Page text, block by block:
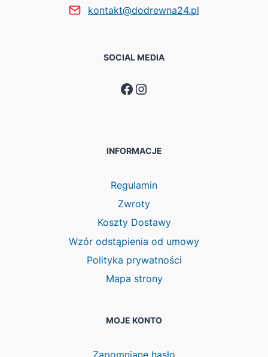
kontakt@dodrewna24.pl
SOCIAL MEDIA
Facebook
Instagram
INFORMACJE
Regulamin
Zwroty
Koszty Dostawy
Wzór odstąpienia od umowy
Polityka prywatności
Mapa strony
MOJE KONTO